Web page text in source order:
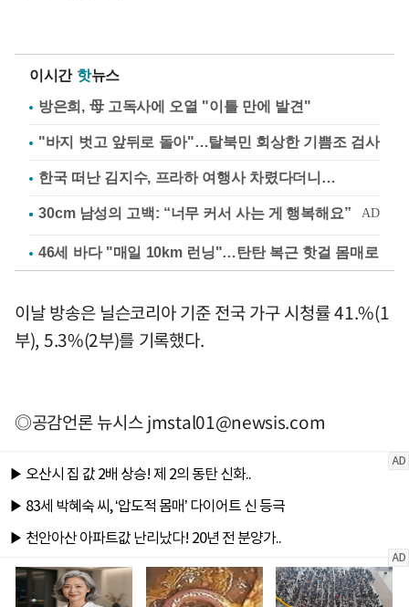
이시간 핫뉴스
방은희, 母 고독사에 오열 "이틀 만에 발견"
"바지 벗고 앞뒤로 돌아"…탈북민 회상한 기쁨조 검사
한국 떠난 김지수, 프라하 여행사 차렸다더니…
46세 바다 "매일 10km 런닝"…탄탄 복근 핫걸 몸매로
이날 방송은 닐슨코리아 기준 전국 가구 시청률 41.%(1
부), 5.3%(2부)를 기록했다.
◎공감언론 뉴시스jmstal01@newsis.com